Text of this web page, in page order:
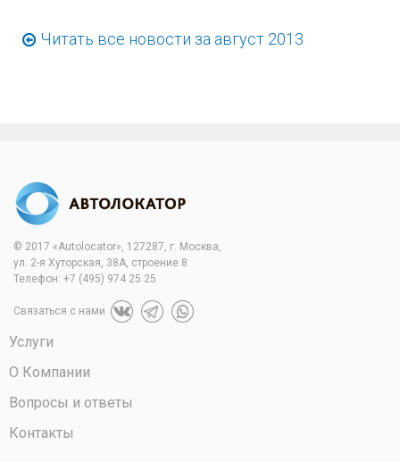
Читать все новости за август 2013
© 2017 «Autolocator», 127287, г. Москва,
ул. 2-я Хуторская, 38А, строение 8
Телефон: +7 (495) 974 25 25
Связаться с нами
Услуги
О Компании
Вопросы и ответы
Контакты